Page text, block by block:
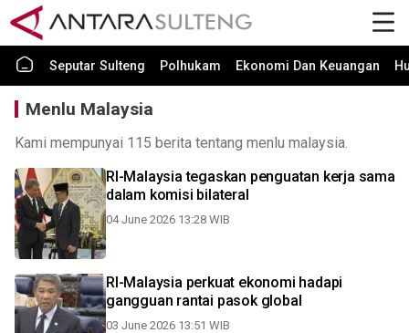
Seputar Sulteng Polhukam Ekonomi Dan Keuangan
Menlu Malaysia
Kami mempunyai 115 berita tentang menlu malaysia.
RI-Malaysia tegaskan penguatan kerja sama
dalam komisi bilateral
04 June 2026 13:28 WIB
RI-Malaysia perkuat ekonomi hadapi
gangguan rantai pasok global
03 June 2026 13:51 WIB